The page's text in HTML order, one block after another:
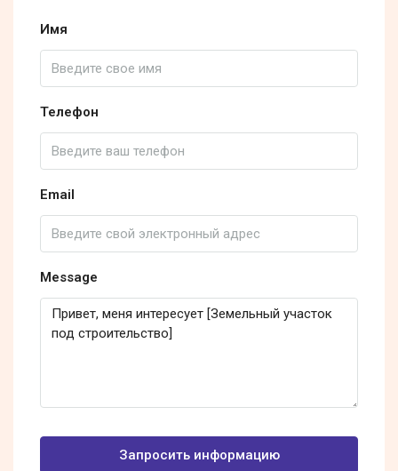
Имя
Телефон
Email
Message
Запросить информацию